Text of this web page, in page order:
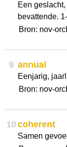
Een
Bron: nov-
9 annual
Eenjarig,
Bron: nov-
10 coherent
Samen